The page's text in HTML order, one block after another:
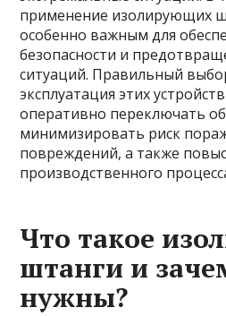
применение изолирующих
особенно важным для
безопасности и
ситуаций. Правильный
эксплуатация этих
оперативно переключать
минимизировать риск
повреждений, а также
производственного
Что такое
штанги и
нужны?